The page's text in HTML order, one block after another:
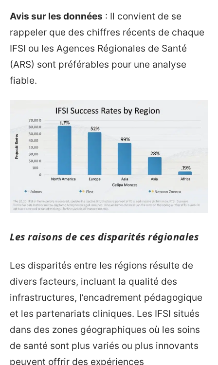
Avis sur les données : Il convient de se
rappeler que des chiffres récents de chaque
IFSI ou les Agences Régionales de Santé
(ARS) sont préférables pour une analyse
fiable.
Les raisons de ces disparités régionales
Les disparités entre les régions résulte de
divers facteurs, incluant la qualité des
infrastructures, l’encadrement pédagogique
et les partenariats cliniques. Les IFSI situés
dans des zones géographiques où les soins
de santé sont plus variés ou plus innovants
peuvent offrir des expériences